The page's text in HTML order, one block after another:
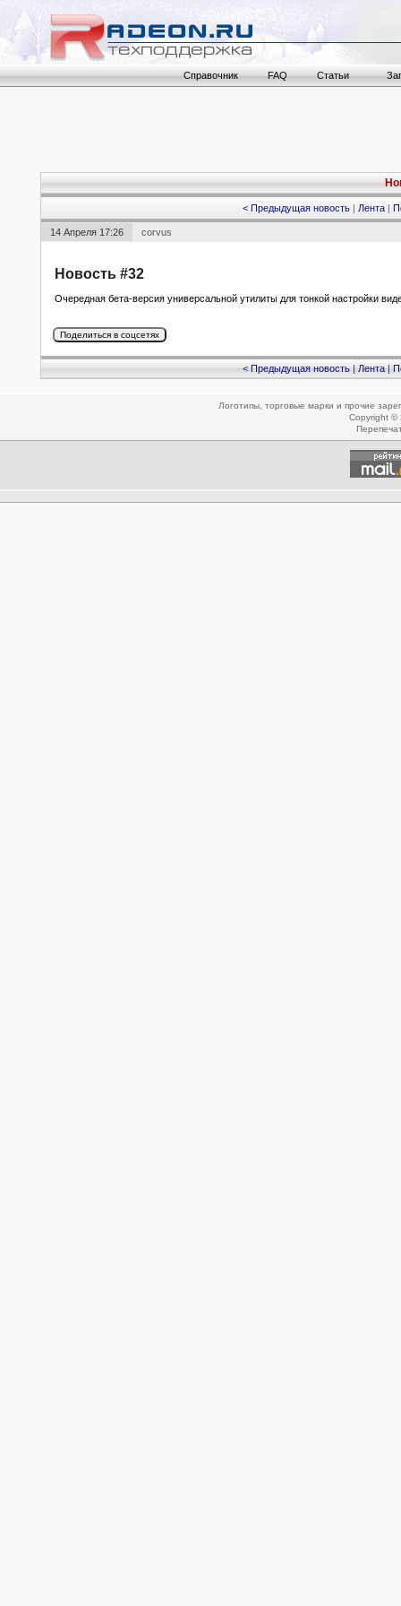
Справочник FAQ Статьи
< Предыдущая новость | Лента |
14 Апреля 17:26 corvus
Новость #32
Очередная бета-версия универсальной утилиты для тонкой настройки
< Предыдущая новость Лента|
Логотипы, торговые марки и прочие
Copyright ©